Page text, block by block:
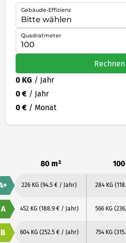
Gebäude-Effizienz
Quadratmeter
Rechnen
0 KG / Jahr
0 € / Jahr
0 € / Monat
80 m²
226 KG (94.5 € / Jahr) 284 KG
A 452 KG (188.9 € / Jahr) 566 KG
B 604 KG (252.5 € / Jahr) 754 KG